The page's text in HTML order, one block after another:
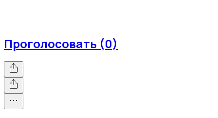
Проголосовать (0)